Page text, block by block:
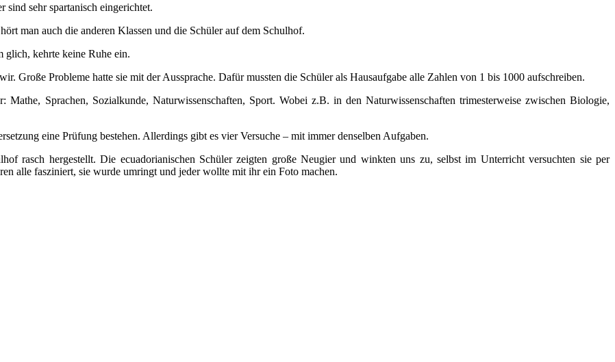
sehr spartanisch eingerichtet.
man auch die anderen Klassen und die Schüler auf dem Schulhof.
glich, kehrte keine Ruhe ein.
Große Probleme hatte sie mit der Aussprache. Dafür mussten die Schüler als Hausaufgabe alle Zahlen von 1 bis 1000 aufschreiben.
Sprachen, Sozialkunde, Naturwissenschaften, Sport. Wobei z.B. in den Naturwissenschaften trimesterweise zwischen Biologie,
eine Prüfung bestehen. Allerdings gibt es vier Versuche – mit immer denselben Aufgaben.
rasch hergestellt. Die ecuadorianischen Schüler zeigten große Neugier und winkten uns zu, selbst im Unterricht versuchten sie per
alle fasziniert, sie wurde umringt und jeder wollte mit ihr ein Foto machen.